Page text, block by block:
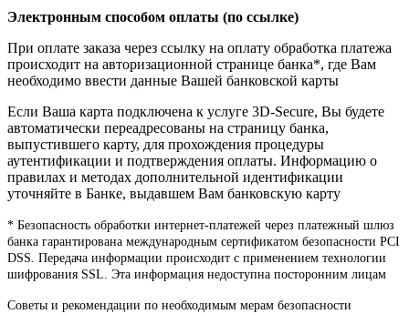
Электронным способом оплаты (по ссылке)
При оплате заказа через ссылку на оплату обработка платежа
происходит на авторизационной странице банка*, где Вам
необходимо ввести данные Вашей банковской карты
Если Ваша карта подключена к услуге 3D-Secure, Вы будете
автоматически переадресованы на страницу банка,
выпустившего карту, для прохождения процедуры
аутентификации и подтверждения оплаты. Информацию о
правилах и методах дополнительной идентификации
уточняйте в Банке, выдавшем Вам банковскую карту
* Безопасность обработки интернет-платежей через платежный шлюз
банка гарантирована международным сертификатом безопасности PCI
DSS. Передача информации происходит с применением технологии
шифрования SSL. Эта информация недоступна посторонним лицам
Советы и рекомендации по необходимым мерам безопасности